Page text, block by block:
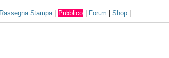
Rassegna Stampa| Pubblico Forum |Shop